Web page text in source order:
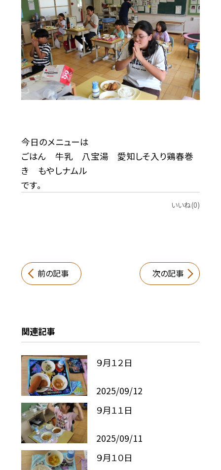
今日のメニューは
ごはん 牛乳 八宝湯 愛知しそ入り鶏春巻
き もやしナムル
です。
いいね(0)
前の記事 次の記事
関連記事
９月１２日
2025/09/12
９月１１日
2025/09/11
９月１０日